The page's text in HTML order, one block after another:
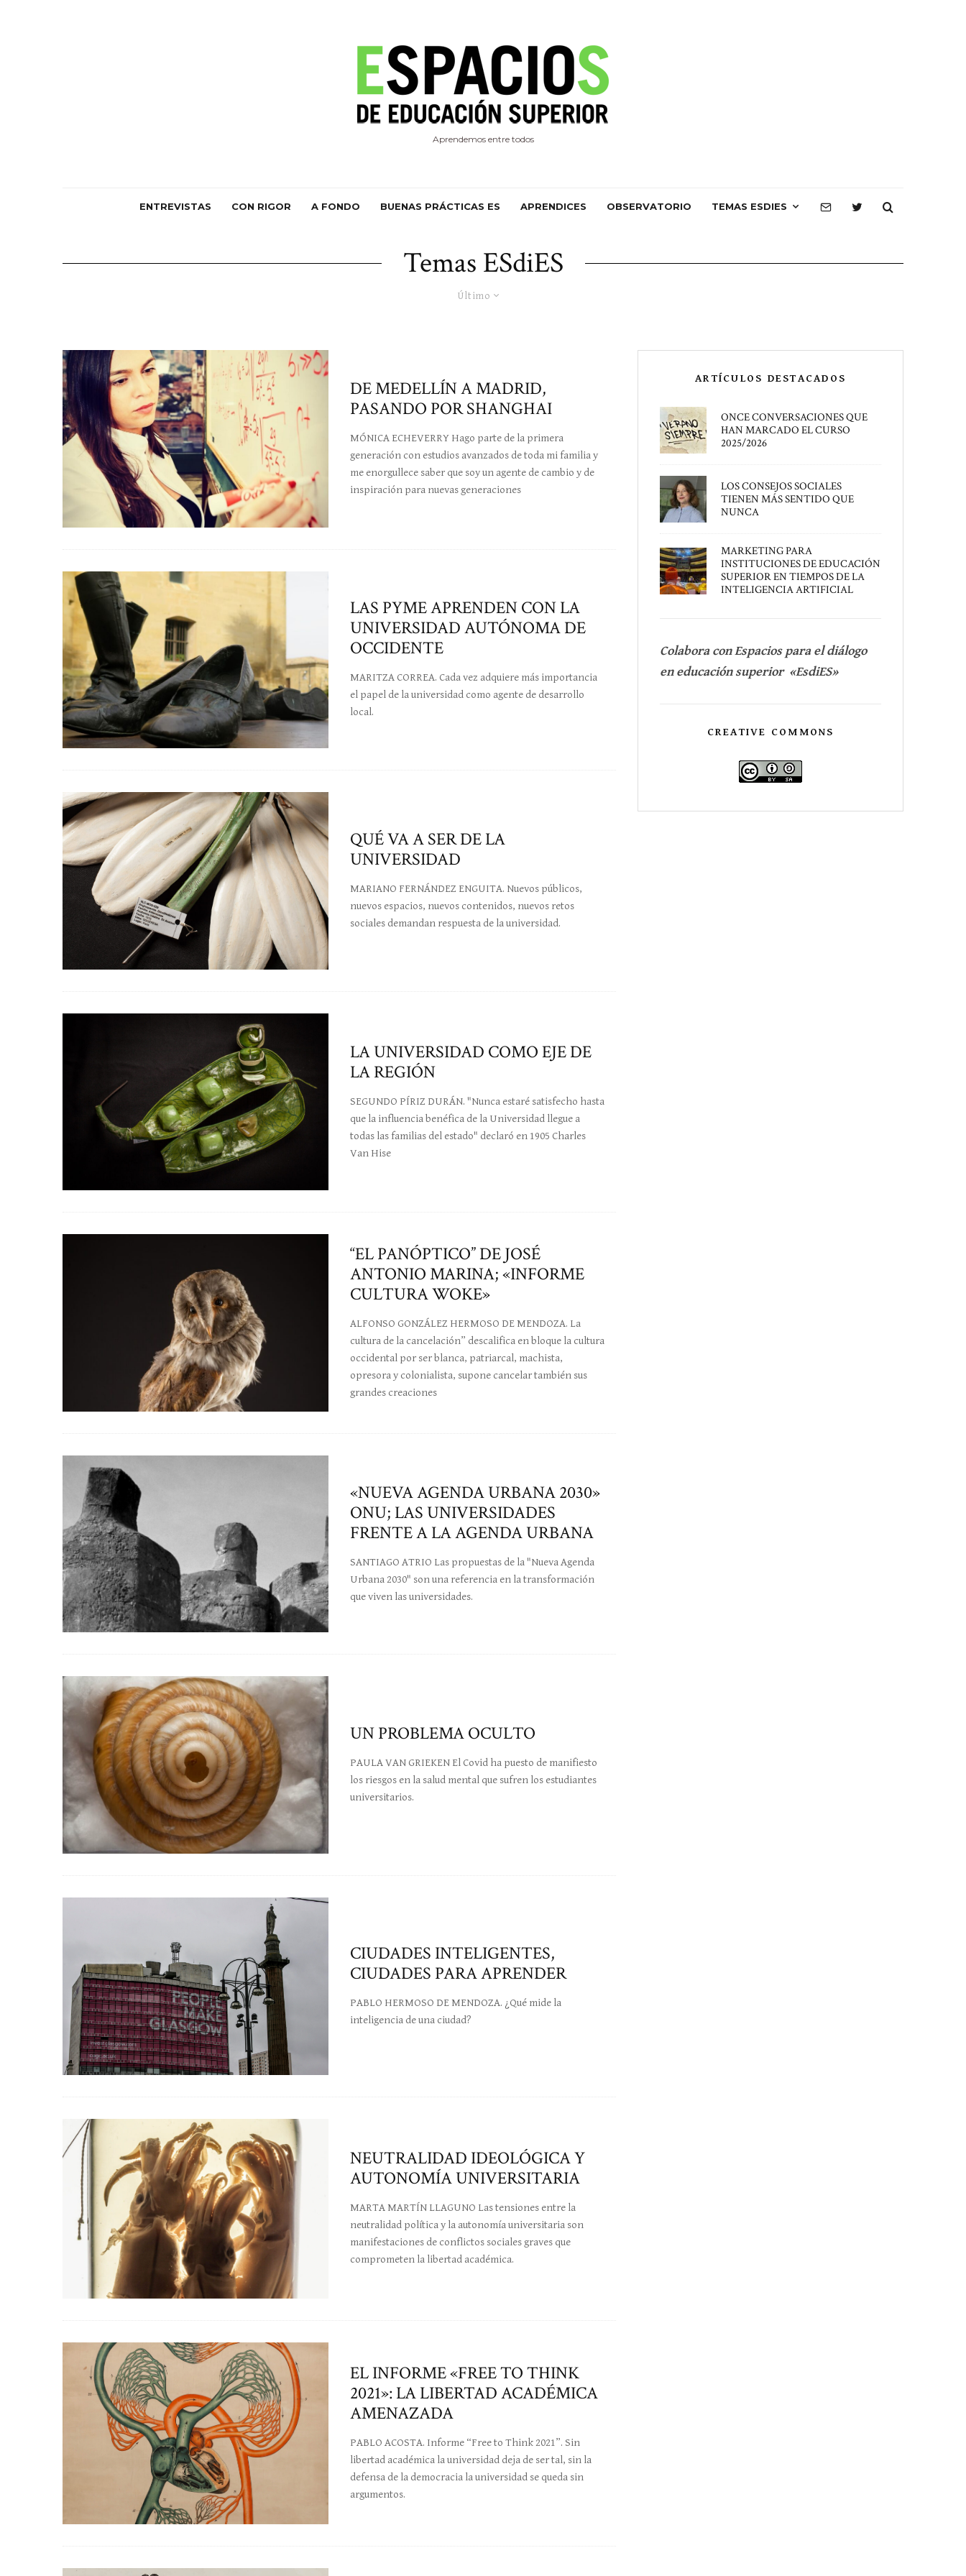
Aprendemos entre todos
ENTREVISTAS CON RIGOR A FONDO BUENAS PRÁCTICAS ES APRENDICES OBSERVATORIO TEMAS ESDIES
Temas ESdiES
Último
DE MEDELLÍN A MADRID,
PASANDO POR SHANGHAI
MÓNICA ECHEVERRY Hago parte de la primera
generación con estudios avanzados de toda mi familia y
me enorgullece saber que soy un agente de cambio y de
inspiración para nuevas generaciones
LAS PYME APRENDEN CON LA
UNIVERSIDAD AUTÓNOMA DE
OCCIDENTE
MARITZA CORREA. Cada vez adquiere más importancia
el papel de la universidad como agente de desarrollo
local.
QUÉ VA A SER DE LA
UNIVERSIDAD
MARIANO FERNÁNDEZ ENGUITA. Nuevos públicos,
nuevos espacios, nuevos contenidos, nuevos retos
sociales demandan respuesta de la universidad.
LA UNIVERSIDAD COMO EJE DE
LA REGIÓN
SEGUNDO PÍRIZ DURÁN. "Nunca estaré satisfecho hasta
que la influencia benéfica de la Universidad llegue a
todas las familias del estado" declaró en 1905 Charles
Van Hise
“EL PANÓPTICO” DE JOSÉ
ANTONIO MARINA; «INFORME
CULTURA WOKE»
ALFONSO GONZÁLEZ HERMOSO DE MENDOZA. La
cultura de la cancelación” descalifica en bloque la cultura
occidental por ser blanca, patriarcal, machista,
opresora y colonialista, supone cancelar también sus
grandes creaciones
«NUEVA AGENDA URBANA 2030»
ONU; LAS UNIVERSIDADES
FRENTE A LA AGENDA URBANA
SANTIAGO ATRIO Las propuestas de la "Nueva Agenda
Urbana 2030" son una referencia en la transformación
que viven las universidades.
UN PROBLEMA OCULTO
PAULA VAN GRIEKEN El Covid ha puesto de manifiesto
los riesgos en la salud mental que sufren los estudiantes
universitarios.
CIUDADES INTELIGENTES,
CIUDADES PARA APRENDER
PABLO HERMOSO DE MENDOZA. ¿Qué mide la
inteligencia de una ciudad?
NEUTRALIDAD IDEOLÓGICA Y
AUTONOMÍA UNIVERSITARIA
MARTA MARTÍN LLAGUNO Las tensiones entre la
neutralidad política y la autonomía universitaria son
manifestaciones de conflictos sociales graves que
comprometen la libertad académica.
EL INFORME «FREE TO THINK
2021»: LA LIBERTAD ACADÉMICA
AMENAZADA
PABLO ACOSTA. Informe “Free to Think 2021”. Sin
libertad académica la universidad deja de ser tal, sin la
defensa de la democracia la universidad se queda sin
argumentos.
ARTÍCULOS DESTACADOS
ONCE CONVERSACIONES QUE
HAN MARCADO EL CURSO
2025/2026
LOS CONSEJOS SOCIALES
TIENEN MÁS SENTIDO QUE
NUNCA
MARKETING PARA
INSTITUCIONES DE EDUCACIÓN
SUPERIOR EN TIEMPOS DE LA
INTELIGENCIA ARTIFICIAL
Colabora con Espacios para el diálogo
en educación superior «EsdiES»
CREATIVE COMMONS